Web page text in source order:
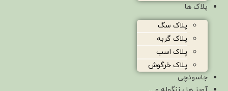
پلاک ها
پلاک سگ
پلاک گربه
پلاک اسب
پلاک خرگوش
جاسوئچی